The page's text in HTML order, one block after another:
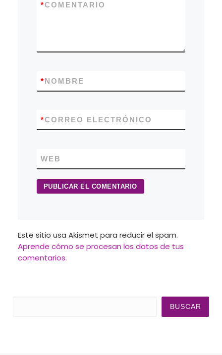
COMENTARIO
*
NOMBRE
*
CORREO ELECTRÓNICO
*
WEB
Este sitio usa Akismet para reducir el spam.
Aprende cómo se procesan los datos de tus
comentarios.
BUSCAR